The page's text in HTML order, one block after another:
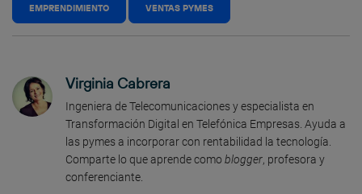
EMPRENDIMIENTO VENTAS PYMES
Virginia Cabrera
Ingeniera de Telecomunicaciones y especialista en
Transformación Digital en Telefónica Empresas. Ayuda a
las pymes a incorporar con rentabilidad la tecnología.
Comparte lo que aprende como blogger, profesora y
conferenciante.